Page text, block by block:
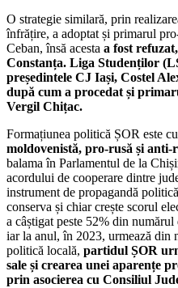
O strategie similară, prin
înfrățire, a adoptat și primarul
Ceban, însă acesta a fost
Constanța. Liga Studenților
președintele CJ Iași, Costel
după cum a procedat și
Vergil Chițac.
Formațiunea politică ȘOR este
moldovenistă, pro-rusă și anti-
balama în Parlamentul de la
acordului de cooperare dintre
instrument de propagandă
conserva și chiar crește scorul
a câștigat peste 52% din
iar la anul, în 2023, urmează din
politică locală, partidul ȘOR
sale și crearea unei aparențe
prin asocierea cu Consiliul